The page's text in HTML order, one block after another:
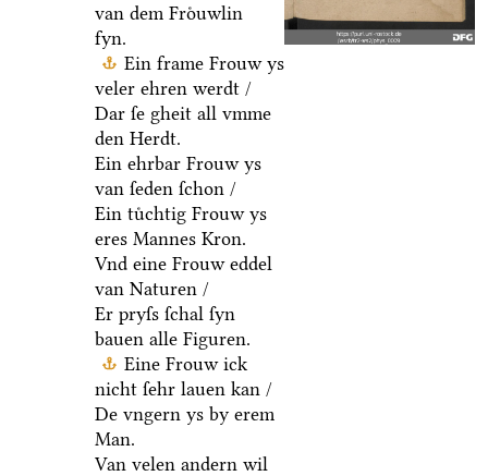
van dem Froͤuwlin
fyn.
Ein frame Frouw ys
veler ehren werdt /
Dar ſe gheit all vmme
den Herdt.
Ein ehrbar Frouw ys
van ſeden ſchon /
Ein tuͤchtig Frouw ys
eres Mannes Kron.
Vnd eine Frouw eddel
van Naturen /
Er pryſs ſchal ſyn
bauen alle Figuren.
Eine Frouw ick
nicht ſehr lauen kan /
De vngern ys by erem
Man.
Van velen andern wil